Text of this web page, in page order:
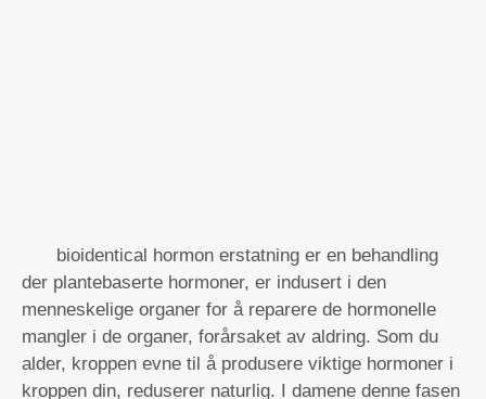
bioidentical hormon erstatning er en behandling
der plantebaserte hormoner, er indusert i den
menneskelige organer for å reparere de hormonelle
mangler i de organer, forårsaket av aldring. Som du
alder, kroppen evne til å produsere viktige hormoner i
kroppen din, reduserer naturlig. I damene denne fasen